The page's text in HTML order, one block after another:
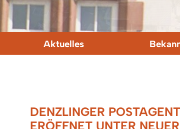
Aktuelles
DENZLINGER
RÖFFNET UNTER NEUER